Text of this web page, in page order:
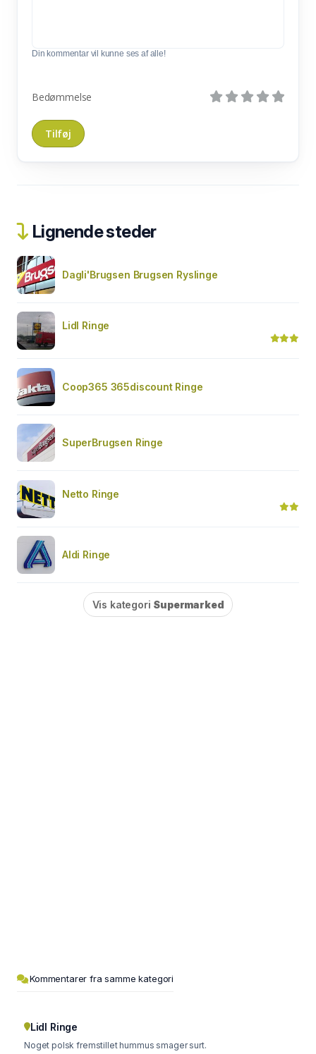
Din kommentar vil kunne ses af alle!
Bedømmelse
Lignende steder
Dagli'Brugsen Brugsen Ryslinge
Lidl Ringe
Coop365 365discount Ringe
SuperBrugsen Ringe
Netto Ringe
Aldi Ringe
Vis kategori Supermarked
Kommentarer fra samme kategori
Lidl Ringe
Noget polsk fremstillet hummus smager surt.